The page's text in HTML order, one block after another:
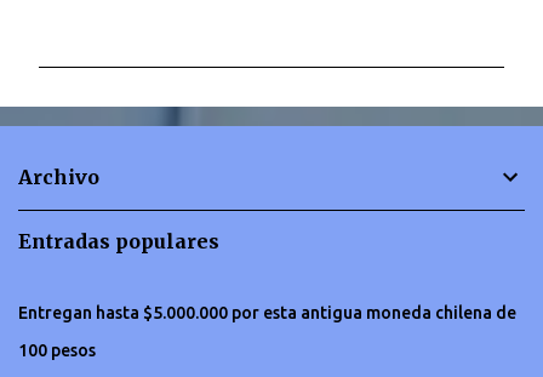
n
Archivo
Entradas populares
Entregan hasta $5.000.000 por esta antigua moneda chilena de
100 pesos